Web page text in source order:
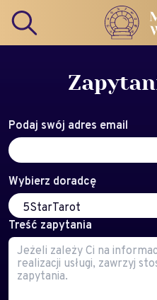
Podaj swój adres email
Wybierz doradcę
Treść zapytania